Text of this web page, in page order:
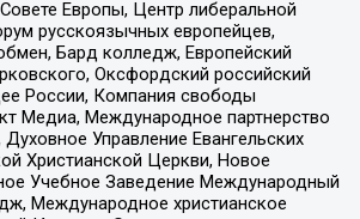
Европы, Центр либеральной
русскоязычных европейцев,
Бард колледж, Европейский
Оксфордский российский
России, Компания свободы
Медиа, Международное партнерство
Управление Евангельских
Христианской Церкви, Новое
Учебное Заведение Международный
Международное христианское